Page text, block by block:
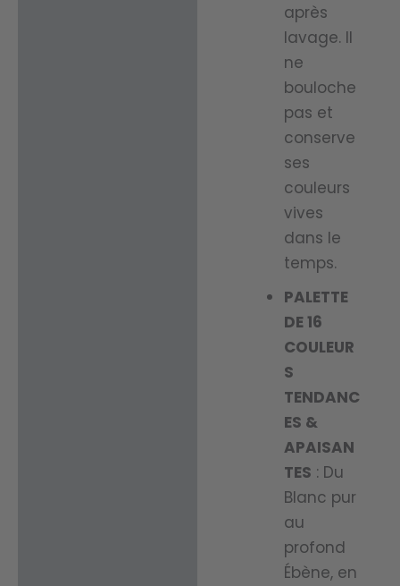
après
lavage. Il
ne
bouloche
pas et
conserve
ses
couleurs
vives
dans le
temps.
PALETTE
DE 16
COULEUR
S
TENDANC
ES &
APAISAN
TES : Du
Blanc pur
au
profond
Ébène, en